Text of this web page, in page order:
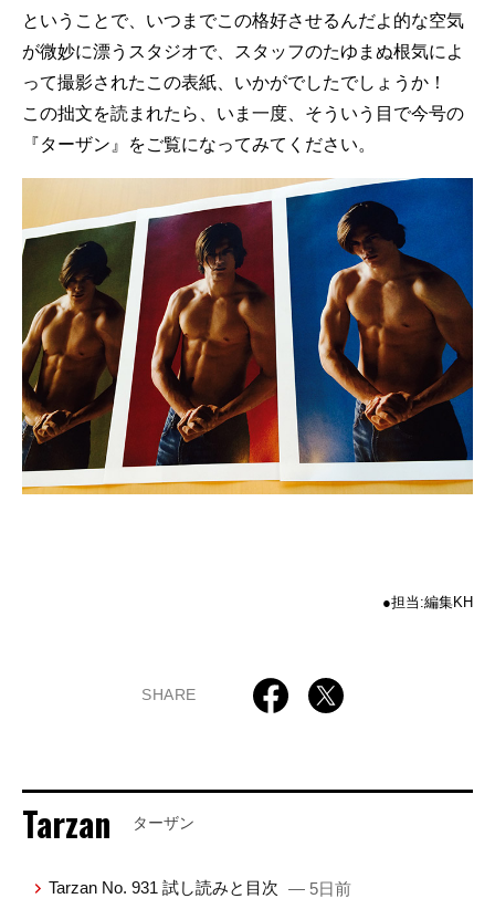
ということで、いつまでこの格好させるんだよ的な空気
が微妙に漂うスタジオで、スタッフのたゆまぬ根気によ
って撮影されたこの表紙、いかがでしたでしょうか！
この拙文を読まれたら、いま一度、そういう目で今号の
『ターザン』をご覧になってみてください。
●担当:編集KH
SHARE
Tarzan ターザン
Tarzan No. 931 試し読みと目次 — 5日前